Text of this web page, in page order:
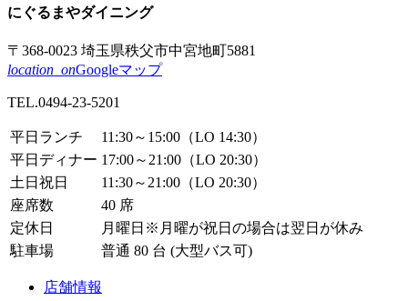
ン
本
文
先
へ
戻
る
の
頭
へ
る
にぐるまやダイニング
〒368-0023 埼玉県秩父市中宮地町5881
location_onGoogleマップ
TEL.0494-23-5201
平日ランチ 11:30～15:00 （LO 14:30）
平日ディナー 17:00～21:00 （LO 20:30）
土日祝日
11:30～21:00 （LO 20:30）
座席数
40 席
定休日
月曜日 ※月曜が祝日の場合は翌日が休み
駐車場
普通 80 台 (大型バス可)
店舗情報